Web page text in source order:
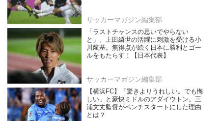
サッカーマガジン編集部
「ラストチャンスの思いでやらない
と」。上田綺世の活躍に刺激を受ける小
川航基。無得点が続く日本に勝利とゴー
ルをもたらす！【日本代表】
サッカーマガジン編集部
【横浜FC】「驚きよりうれしい。でも悔
しい」と豪快ミドルのアダイウトン。三
浦文丈監督がベンチスタートにした理由
とは？